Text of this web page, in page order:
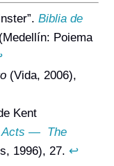
Biblia de
(Medellín: Poiema
(Vida, 2006),
Kent
Acts — The
1996), 27.↩